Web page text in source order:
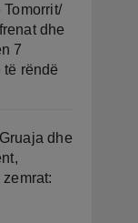
dhe
7
rëndë
dhe